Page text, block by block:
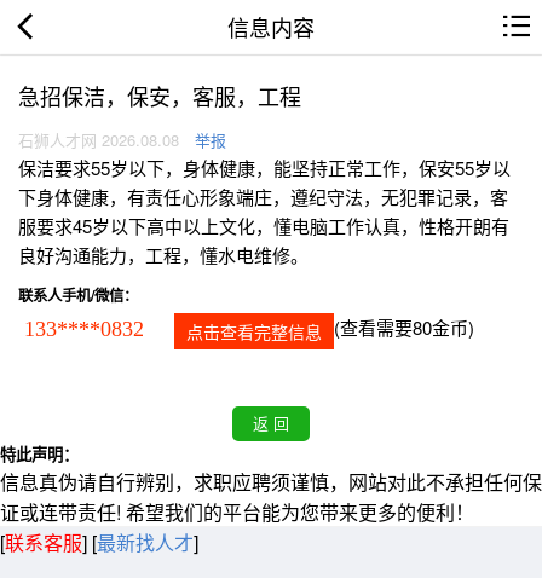
信息内容
急招保洁，保安，客服，工程
石狮人才网 2026.08.08 举报
保洁要求55岁以下，身体健康，能坚持正常工作，保安55岁以
下身体健康，有责任心形象端庄，遵纪守法，无犯罪记录，客
服要求45岁以下高中以上文化，懂电脑工作认真，性格开朗有
良好沟通能力，工程，懂水电维修。
联系人手机/微信：
133****0832 点击查看完整信息 (查看需要80金币)
特此声明：
信息真伪请自行辨别，求职应聘须谨慎，网站对此不承担任何保
证或连带责任! 希望我们的平台能为您带来更多的便利！
[联系客服] [最新找人才]